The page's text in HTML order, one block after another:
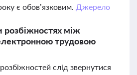
є обов’язковим. Джерело
між
трудовою
слід звернутися